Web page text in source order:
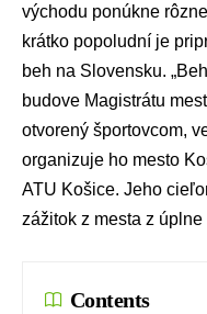
východu ponúkne
krátko popoludní je
beh na Slovensku.
budove Magistrátu
otvorený športovcom,
organizuje ho mesto
ATU Košice. Jeho
zážitok z mesta z
Contents